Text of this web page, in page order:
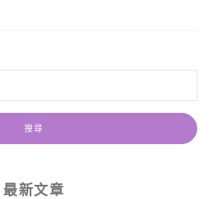
最新文章